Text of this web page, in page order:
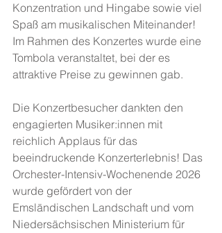
Konzentration und Hingabe sowie viel
Spaß am musikalischen Miteinander!
Im Rahmen des Konzertes wurde eine
Tombola veranstaltet, bei der es
attraktive Preise zu gewinnen gab.
Die Konzertbesucher dankten den
engagierten Musiker:innen mit
reichlich Applaus für das
beeindruckende Konzerterlebnis! Das
Orchester-Intensiv-Wochenende 2026
wurde gefördert von der
Emsländischen Landschaft und vom
Niedersächsischen Ministerium für